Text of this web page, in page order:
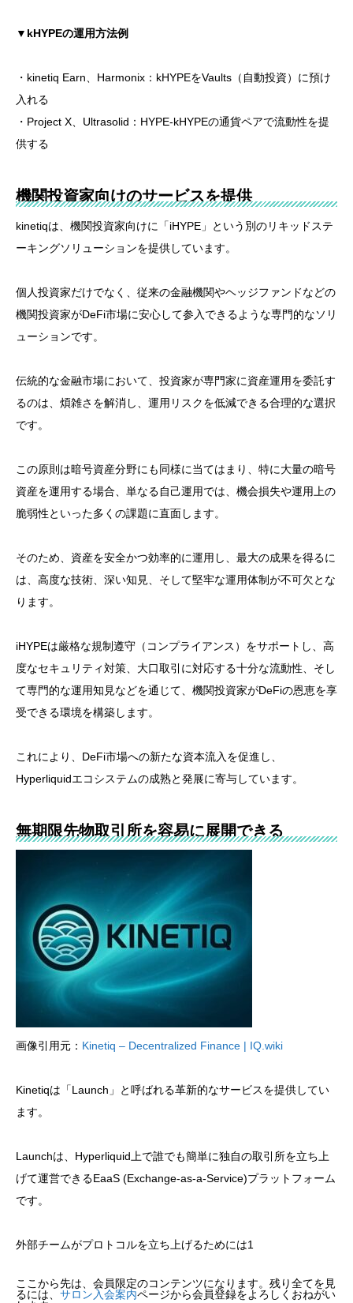
▼kHYPEの運用方法例
・kinetiq Earn、Harmonix：kHYPEをVaults（自動投資）に預け
入れる
・Project X、Ultrasolid：HYPE-kHYPEの通貨ペアで流動性を提
供する
機関投資家向けのサービスを提供
kinetiqは、機関投資家向けに「iHYPE」という別のリキッドステ
ーキングソリューションを提供しています。
個人投資家だけでなく、従来の金融機関やヘッジファンドなどの
機関投資家がDeFi市場に安心して参入できるような専門的なソリ
ューションです。
伝統的な金融市場において、投資家が専門家に資産運用を委託す
るのは、煩雑さを解消し、運用リスクを低減できる合理的な選択
です。
この原則は暗号資産分野にも同様に当てはまり、特に大量の暗号
資産を運用する場合、単なる自己運用では、機会損失や運用上の
脆弱性といった多くの課題に直面します。
そのため、資産を安全かつ効率的に運用し、最大の成果を得るに
は、高度な技術、深い知見、そして堅牢な運用体制が不可欠とな
ります。
iHYPEは厳格な規制遵守（コンプライアンス）をサポートし、高
度なセキュリティ対策、大口取引に対応する十分な流動性、そし
て専門的な運用知見などを通じて、機関投資家がDeFiの恩恵を享
受できる環境を構築します。
これにより、DeFi市場への新たな資本流入を促進し、
Hyperliquidエコシステムの成熟と発展に寄与しています。
無期限先物取引所を容易に展開できる
画像引用元： Kinetiq – Decentralized Finance | IQ.wiki
Kinetiqは「Launch」と呼ばれる革新的なサービスを提供してい
ます。
Launchは、Hyperliquid上で誰でも簡単に独自の取引所を立ち上
げて運営できるEaaS (Exchange-as-a-Service)プラットフォーム
です。
外部チームがプロトコルを立ち上げるためには1
ここから先は、会員限定のコンテンツになります。残り全てを見
るには、 サロン入会案内ページから会員登録をよろしくおねがい